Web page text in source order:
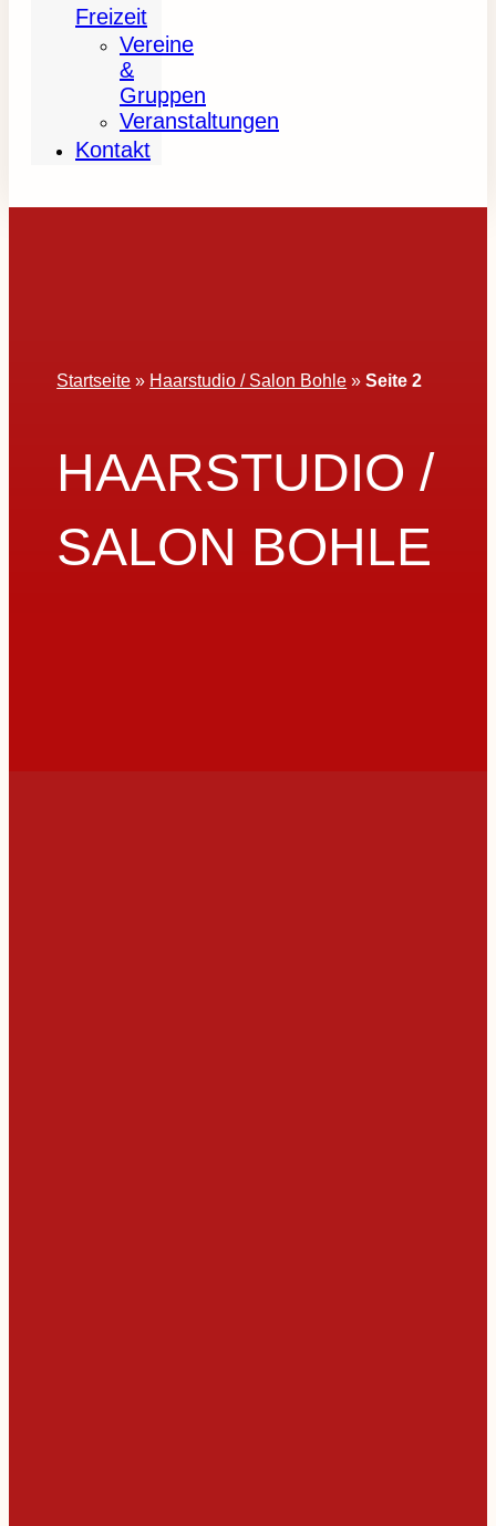
Freizeit
Vereine
&
Gruppen
Veranstaltungen
Kontakt
Startseite » Haarstudio / Salon Bohle »Seite 2
HAARSTUDIO /
SALON BOHLE